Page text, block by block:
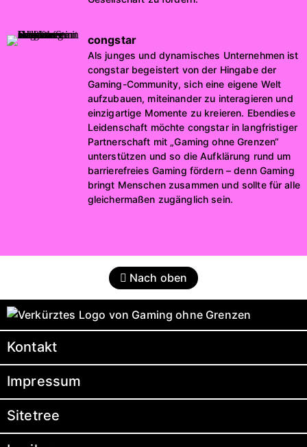
congstar
Als junges und dynamisches Unternehmen ist
congstar begeistert von der Hingabe der
Gaming-Community, sich eine eigene Welt
aufzubauen, miteinander zu interagieren und
einzigartige Momente zu kreieren. Ebendiese
Leidenschaft möchte congstar in langfristiger
Partnerschaft mit „Gaming ohne Grenzen“
unterstützen und so die Aufklärung rund um
barrierefreies Gaming fördern – denn Gaming
bringt Menschen zusammen und sollte für alle
gleichermaßen zugänglich sein.
Nach oben
Kontakt
Impressum
Sitetree